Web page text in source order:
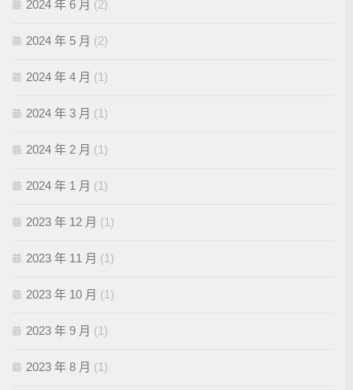
2024 年 6 月 (2)
2024 年 5 月 (2)
2024 年 4 月 (1)
2024 年 3 月 (1)
2024 年 2 月 (1)
2024 年 1 月 (1)
2023 年 12 月 (1)
2023 年 11 月 (1)
2023 年 10 月 (1)
2023 年 9 月 (1)
2023 年 8 月 (1)